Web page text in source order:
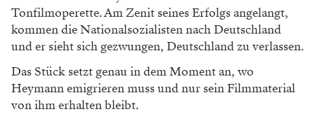
Tonfilmoperette. Am Zenit seines Erfolgs angelangt,
kommen die Nationalsozialisten nach Deutschland
und er sieht sich gezwungen, Deutschland zu verlassen.
Das Stück setzt genau in dem Moment an, wo
Heymann emigrieren muss und nur sein Filmmaterial
von ihm erhalten bleibt.